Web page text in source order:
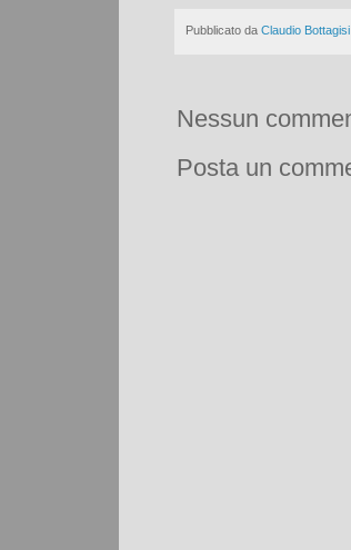
Pubblicato da Claudio Bottagisi
Nessun
Posta un